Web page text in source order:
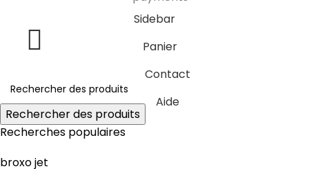
Rechercher des produits
Recherches populaires
broxo jet
Sidebar
Panier
Contact
Aide